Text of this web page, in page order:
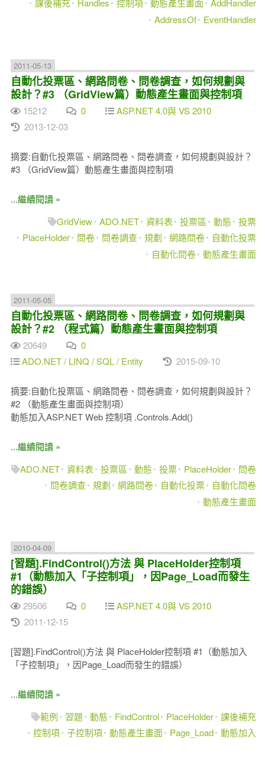
課後補充 Handles 控制項 動態產生畫面
AddHandler
AddressOf
EventHandler
2011-05-13
自動化投票區、網路問卷、問卷調查，如何規劃與
設計？#3 （GridView篇）動態產生畫面與控制項
15212 0
ASP.NET 4.0與 VS 2010
2013-12-03
摘要:自動化投票區、網路問卷、問卷調查，如何規劃與設計？
#3 （GridView篇）動態產生畫面與控制項
...繼續閱讀 »
GridView ADO.NET 資料表 投票區 動態
投票
PlaceHolder
問卷 問卷調查 規劃 網路問卷
自動化投票
自動化問卷 動態產生畫面
2011-05-05
自動化投票區、網路問卷、問卷調查，如何規劃與
設計？#2 （程式篇）動態產生畫面與控制項
20649
0
ADO.NET / LINQ / SQL / Entity
2015-09-10
摘要:自動化投票區、網路問卷、問卷調查，如何規劃與設計？
#2 （動態產生畫面與控制項）
動態加入ASP.NET Web 控制項 .Controls.Add()
...繼續閱讀 »
ADO.NET 資料表 投票區 動態 投票 PlaceHolder
問卷
問卷調查 規劃 網路問卷 自動化投票
自動化問卷
動態產生畫面
2010-04-09
[習題].FindControl()方法 與 PlaceHolder控制項
#1（動態加入「子控制項」，因Page_Load而發生
的錯誤）
29506 0
ASP.NET 4.0與 VS 2010
2011-12-15
[習題].FindControl()方法 與 PlaceHolder控制項 #1（動態加入
「子控制項」，因Page_Load而發生的錯誤）
...繼續閱讀 »
範例
習題 動態 FindControl PlaceHolder 課後補充
控制項 子控制項 動態產生畫面 Page_Load 動態加入